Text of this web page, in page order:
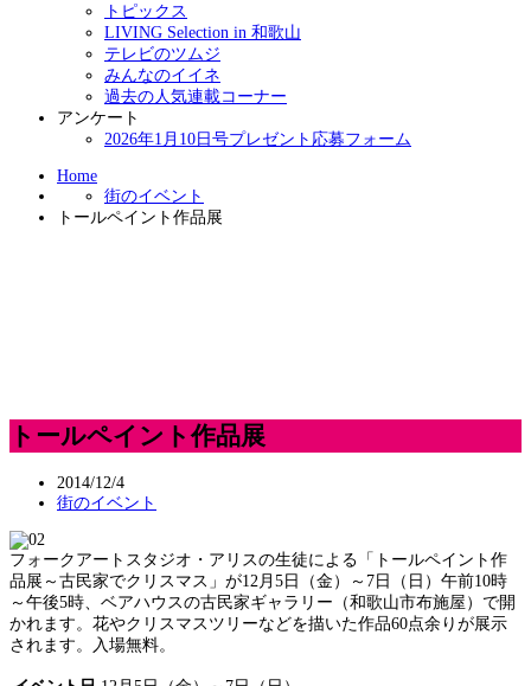
トピックス
LIVING Selection in 和歌山
テレビのツムジ
みんなのイイネ
過去の人気連載コーナー
アンケート
2026年1月10日号プレゼント応募フォーム
Home
街のイベント
トールペイント作品展
トールペイント作品展
2014/12/4
街のイベント
フォークアートスタジオ・アリスの生徒による「トールペイント作
品展～古民家でクリスマス」が12月5日（金）～7日（日）午前10時
～午後5時、ベアハウスの古民家ギャラリー（和歌山市布施屋）で開
かれます。花やクリスマスツリーなどを描いた作品60点余りが展示
されます。入場無料。